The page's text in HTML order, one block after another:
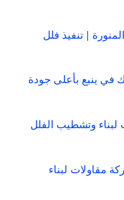
| تنفيذ فلل
في ينبع بأعلى جودة
وتشطيب الفلل
مقاولات لبناء